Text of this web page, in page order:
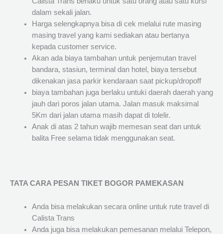
dalam sekali jalan.
Harga selengkapnya bisa di cek melalui rute masing
masing travel yang kami sediakan atau bertanya
kepada customer service.
Akan ada biaya tambahan untuk penjemutan travel
bandara, stasiun, terminal dan hotel, biaya tersebut
dikenakan jasa parkir kendaraan saat pickup/dropoff
biaya tambahan juga berlaku untuki daerah daerah yang
jauh dari poros jalan utama. Jalan masuk maksimal
5Km dari jalan utama masih dapat di tolelir.
Anak di atas 2 tahun wajib memesan seat dan untuk
balita Free selama tidak menggunakan seat.
TATA CARA PESAN TIKET BOGOR PAMEKASAN
Anda bisa melakukan secara online untuk rute travel di
Calista Trans
Anda juga bisa melakukan pemesanan melalui Telepon,